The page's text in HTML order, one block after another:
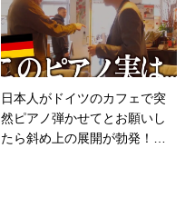
日本人がドイツのカフェで突
然ピアノ弾かせてとお願いし
たら斜め上の展開が勃発！！